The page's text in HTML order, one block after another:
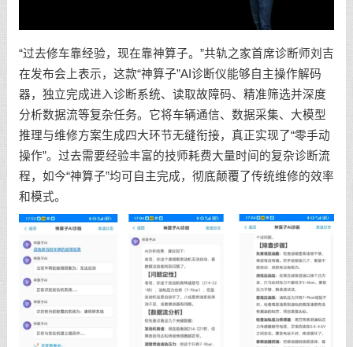
“过去修车靠经验，现在靠神算子。”共轨之家首席诊断师刘吉
在发布会上表示，这款“神算子”AI诊断仪能够自主操作解码
器，独立完成进入诊断系统、读取故障码、精准筛选并深度
分析数据流等复杂任务。它将车辆通信、数据采集、大模型
推理与维修方案生成四大环节无缝衔接，真正实现了“零手动
操作”。过去需要经验丰富的技师耗费大量时间的复杂诊断流
程，如今“神算子”均可自主完成，彻底颠覆了传统维修的效率
和模式。